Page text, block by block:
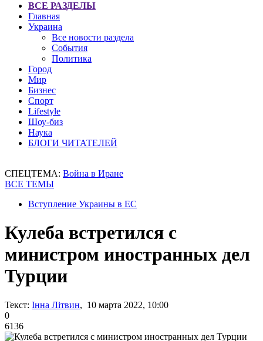
ВСЕ РАЗДЕЛЫ
Главная
Украина
Все новости раздела
События
Политика
Город
Мир
Бизнес
Спорт
Lifestyle
Шоу-биз
Наука
БЛОГИ ЧИТАТЕЛЕЙ
СПЕЦТЕМА: Война в Иране
ВСЕ ТЕМЫ
Вступление Украины в ЕС
Кулеба встретился с
министром иностранных дел
Турции
Текст: Інна Літвин, 10 марта 2022, 10:00
0
6136